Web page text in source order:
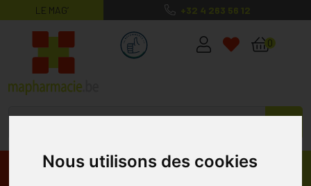
Nous utilisons des cookies
LE MAG’ +32 4 263 56 12
MaPharmacie.be ma santé, mes
0
Promos Produits